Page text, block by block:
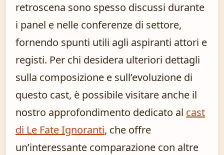
retroscena sono spesso discussi durante
i panel e nelle conferenze di settore,
fornendo spunti utili agli aspiranti attori e
registi. Per chi desidera ulteriori dettagli
sulla composizione e sull’evoluzione di
questo cast, è possibile visitare anche il
nostro approfondimento dedicato al cast
di Le Fate Ignoranti, che offre
un’interessante comparazione con altre